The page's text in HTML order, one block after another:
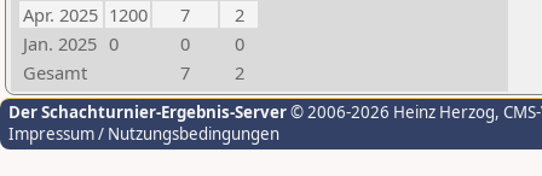
Apr. 2025 1200 7
2
Jan. 2025 0 0
0
Gesamt
7 2
Der Schachturnier-Ergebnis-Server© 2006-2026 Heinz Herzog,
Impressum / Nutzungsbedingungen